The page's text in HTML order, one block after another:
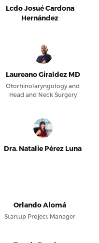
Lcdo Josué Cardona
Hernández
Laureano Giraldez MD
Otorhinolaryngology and
Head and Neck Surgery
Dra. Natalie Pérez Luna
Orlando Alomá
Startup Project Manager